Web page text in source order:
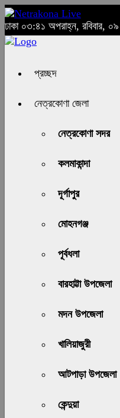
ঢাকা ০৩:৪১ অপরাহ্ন, রবিবার,
প্রচ্ছদ
নেত্রকোণা জেলা
নেত্রকোণা সদর
কলমাকান্দা
দূর্গাপুর
মোহনগঞ্জ
পূর্বধলা
বারহাট্টা উপজেলা
মদন উপজেলা
খালিয়াজুরী
আটপাড়া উপজেলা
কেন্দুয়া